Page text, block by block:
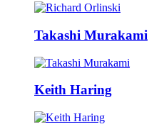
Takashi Murakami
Keith Haring